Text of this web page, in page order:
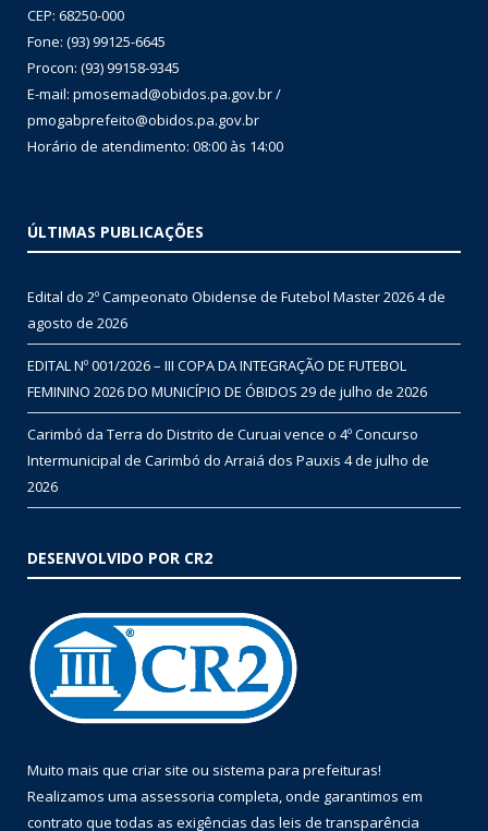
CEP: 68250-000
Fone: (93) 99125-6645
Procon: (93) 99158-9345
E-mail: pmosemad@obidos.pa.gov.br /
pmogabprefeito@obidos.pa.gov.br
Horário de atendimento: 08:00 às 14:00
ÚLTIMAS PUBLICAÇÕES
Edital do 2º Campeonato Obidense de Futebol Master 20264 de
agosto de 2026
EDITAL Nº 001/2026 – III COPA DA INTEGRAÇÃO DE FUTEBOL
FEMININO 2026 DO MUNICÍPIO DE ÓBIDOS 29 de julho de 2026
Carimbó da Terra do Distrito de Curuai vence o 4º Concurso
Intermunicipal de Carimbó do Arraiá dos Pauxis 4 de julho de
2026
DESENVOLVIDO POR CR2
Muito mais que criar site ou sistema para prefeituras!
Realizamos uma assessoria completa, onde garantimos em
contrato que todas as exigências das leis de transparência